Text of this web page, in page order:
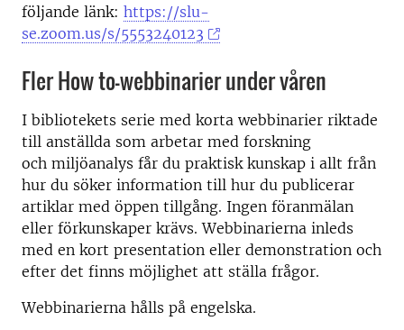
följande länk: https://slu-
se.zoom.us/s/5553240123
Fler How to-webbinarier under våren
I bibliotekets serie med korta webbinarier riktade
till anställda som arbetar med forskning
och miljöanalys får du praktisk kunskap i allt från
hur du söker information till hur du publicerar
artiklar med öppen tillgång. Ingen föranmälan
eller förkunskaper krävs. Webbinarierna inleds
med en kort presentation eller demonstration och
efter det finns möjlighet att ställa frågor.
Webbinarierna hålls på engelska.